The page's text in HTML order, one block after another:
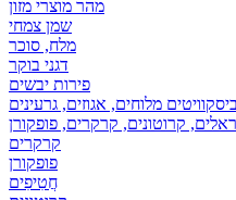
מהר מוצרי מזון
שמן צמחי
מלח, סוכר
דגני בוקר
פירות יבשים
מלוחים, אגוזים, גרעינים
קרוטונים, קרקרים, פופקורן
קרקרים
פופקורן
חֲטִיפִים